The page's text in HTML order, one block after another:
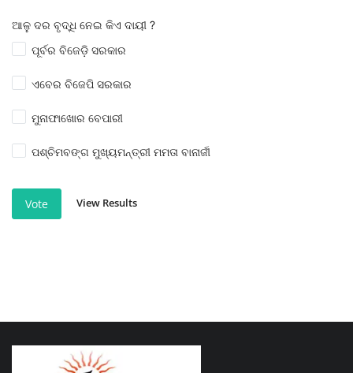
ଆଳୁ ଦର ବୃଦ୍ଧି ନେଇ କିଏ ଦାୟୀ ?
ପୂର୍ବର ବିଜେଡ଼ି ସରକାର
ଏବେର ବିଜେପି ସରକାର
ମୁନାଫାଖୋର ବେପାରୀ
ପଶ୍ଚିମବଙ୍ଗ ମୁଖ୍ୟମନ୍ତ୍ରୀ ମମତା ବାନାର୍ଜୀ
Vote View Results